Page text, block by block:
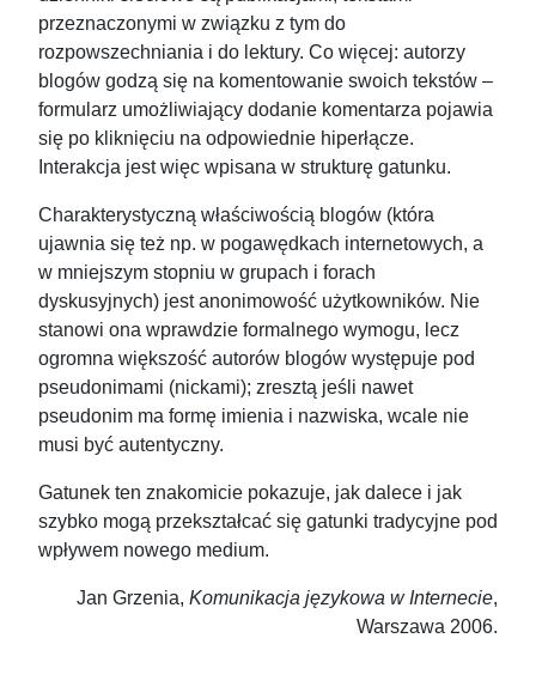
przeznaczonymi w związku z tym do
rozpowszechniania i do lektury. Co więcej: autorzy
blogów godzą się na komentowanie swoich tekstów –
formularz umożliwiający dodanie komentarza pojawia
się po kliknięciu na odpowiednie hiperłącze.
Interakcja jest więc wpisana w strukturę gatunku.
Charakterystyczną właściwością blogów (która
ujawnia się też np. w pogawędkach internetowych, a
w mniejszym stopniu w grupach i forach
dyskusyjnych) jest anonimowość użytkowników. Nie
stanowi ona wprawdzie formalnego wymogu, lecz
ogromna większość autorów blogów występuje pod
pseudonimami (nickami); zresztą jeśli nawet
pseudonim ma formę imienia i nazwiska, wcale nie
musi być autentyczny.
Gatunek ten znakomicie pokazuje, jak dalece i jak
szybko mogą przekształcać się gatunki tradycyjne pod
wpływem nowego medium.
Jan Grzenia, Komunikacja językowa w Internecie,
Warszawa 2006.